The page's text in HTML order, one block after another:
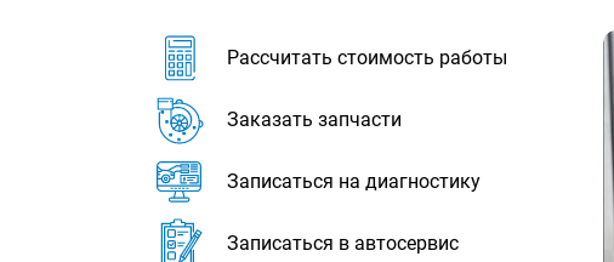
Рассчитать стоимость работы
Заказать запчасти
Записаться на диагностику
Записаться в автосервис